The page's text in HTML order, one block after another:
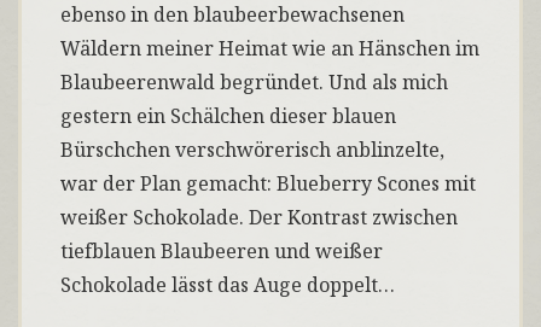
ebenso in den blaubeerbewachsenen
Wäldern meiner Heimat wie an Hänschen im
Blaubeerenwald begründet. Und als mich
gestern ein Schälchen dieser blauen
Bürschchen verschwörerisch anblinzelte,
war der Plan gemacht: Blueberry Scones mit
weißer Schokolade. Der Kontrast zwischen
tiefblauen Blaubeeren und weißer
Schokolade lässt das Auge doppelt…